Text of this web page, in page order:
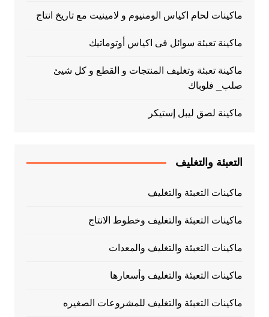
ماكينات لحام اكياس الومنيوم و لامينيت مع تاريخ انتاج
ماكينة تعبئة سوائل فى اكياس أوتوماتيك
ماكينة تعبئة وتغليف المنتجات و القطع و كل شيئ
صلب_ فلوباك
ماكينة لصق ليبل إستيكر
التعبئة والتغليف
ماكينات التعبئة والتغليف
ماكينات التعبئة والتغليف وخطوط الانتاج
ماكينات التعبئة والتغليف والمعدات
ماكينات التعبئة والتغليف وأسعارها
ماكينات التعبئة والتغليف للمشروعات الصغيره